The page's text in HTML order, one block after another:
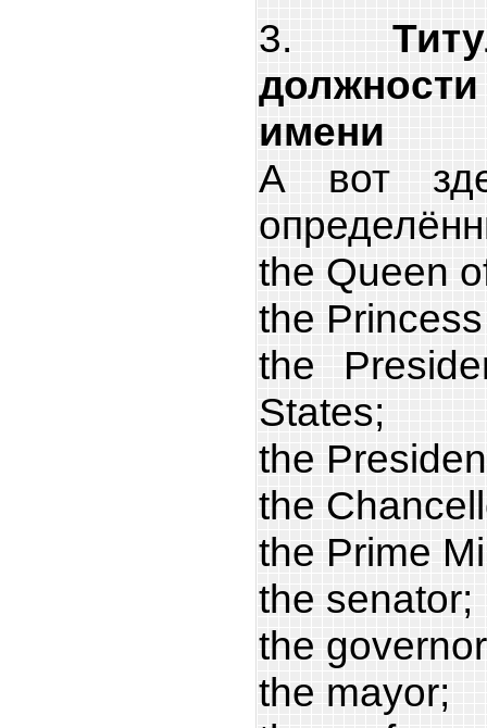
3.
имени
А вот
the Queen
the
the
States;
the
the
the Prime
the senator;
the
the mayor;